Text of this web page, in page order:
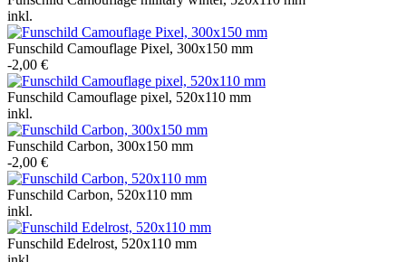
inkl.
Funschild Camouflage Pixel, 300x150 mm
-2,00 €
Funschild Camouflage pixel, 520x110 mm
inkl.
Funschild Carbon, 300x150 mm
-2,00 €
Funschild Carbon, 520x110 mm
inkl.
Funschild Edelrost, 520x110 mm